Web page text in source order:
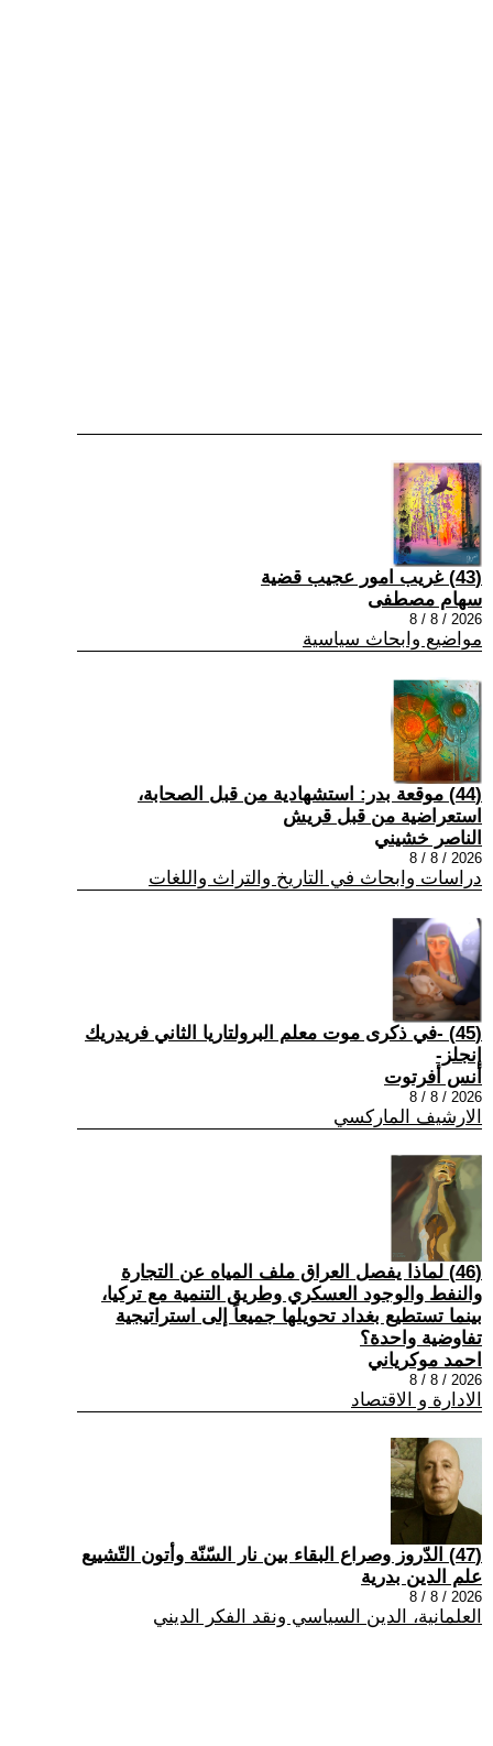
(43) غريب امور عجيب قضية
سهام مصطفى
2026 / 8 / 8
مواضيع وابحاث سياسية
(44) موقعة بدر: استشهادية من قبل الصحابة،
استعراضية من قبل قريش
الناصر خشيني
2026 / 8 / 8
دراسات وابحاث في التاريخ والتراث واللغات
(45) -في ذكرى موت معلم البرولتاريا الثاني فريدريك
إنجلز-
أنس أفرتوت
2026 / 8 / 8
الارشيف الماركسي
(46) لماذا يفصل العراق ملف المياه عن التجارة
والنفط والوجود العسكري وطريق التنمية مع تركيا،
بينما تستطيع بغداد تحويلها جميعاً إلى استراتيجية
تفاوضية واحدة؟
احمد موكرياني
2026 / 8 / 8
الادارة و الاقتصاد
(47) الدّروز وصراع البقاء بين نار السّنّة وأتون التّشييع
علم الدين بدرية
2026 / 8 / 8
العلمانية، الدين السياسي ونقد الفكر الديني